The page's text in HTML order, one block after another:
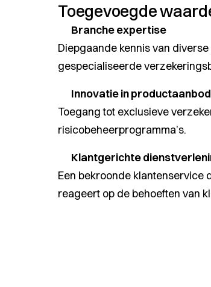
Toegevoegde
Branche expertise
Diepgaande kennis van
gespecialiseerde
Innovatie in productaanbod
Toegang tot exclusieve
risicobeheerprogramma’s.
Klantgerichte
Een bekroonde klantenservice
reageert op de behoeften van